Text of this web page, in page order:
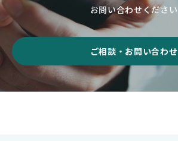
お問い合わせください
ご相談・お問い合わせ